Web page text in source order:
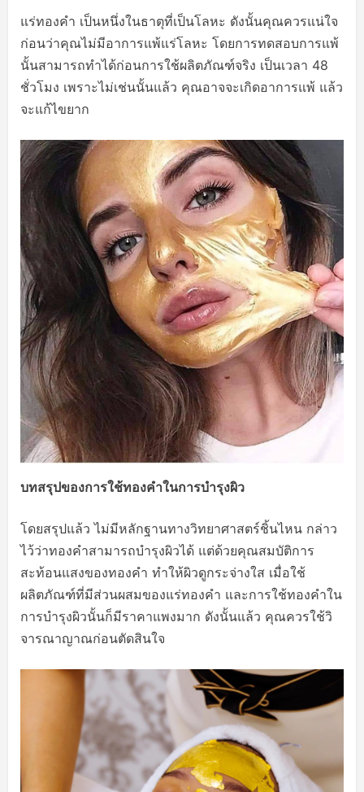
แร่ทองคำ เป็นหนึ่งในธาตุที่เป็นโลหะ ดังนั้นคุณควรแน่ใจ
ก่อนว่าคุณไม่มีอาการแพ้แร่โลหะ โดยการทดสอบการแพ้
นั้นสามารถทำได้ก่อนการใช้ผลิตภัณฑ์จริง เป็นเวลา 48
ชั่วโมง เพราะไม่เช่นนั้นแล้ว คุณอาจจะเกิดอาการแพ้ แล้ว
จะแก้ไขยาก
บทสรุปของการใช้ทองคำในการบำรุงผิว
โดยสรุปแล้ว ไม่มีหลักฐานทางวิทยาศาสตร์ชิ้นไหน กล่าว
ไว้ว่าทองคำสามารถบำรุงผิวได้ แต่ด้วยคุณสมบัติการ
สะท้อนแสงของทองคำ ทำให้ผิวดูกระจ่างใส เมื่อใช้
ผลิตภัณฑ์ที่มีส่วนผสมของแร่ทองคำ และการใช้ทองคำใน
การบำรุงผิวนั้นก็มีราคาแพงมาก ดังนั้นแล้ว คุณควรใช้วิ
จารณาญาณก่อนตัดสินใจ